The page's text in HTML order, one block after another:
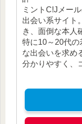
ミントC!Jメー
出会い系サイト
き、面倒な本人
特に10～20代
な出会いを求め
分かりやすく、